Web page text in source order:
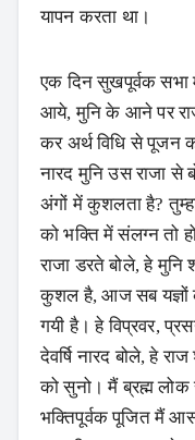
यापन करता था।
एक दिन सुखपूर्वक सभा
आये, मुनि के आने पर
कर अर्थ विधि से पूजन
नारद मुनि उस राजा से
अंगों में कुशलता है?
को भक्ति में संलग्न तो
राजा डरते बोले, हे
कुशल है, आज सब
गयी है। हे विप्रवर,
देवर्षि नारद बोले, हे
को सुनो। मैं ब्रह्म लोक
भक्तिपूर्वक पूजित मैं